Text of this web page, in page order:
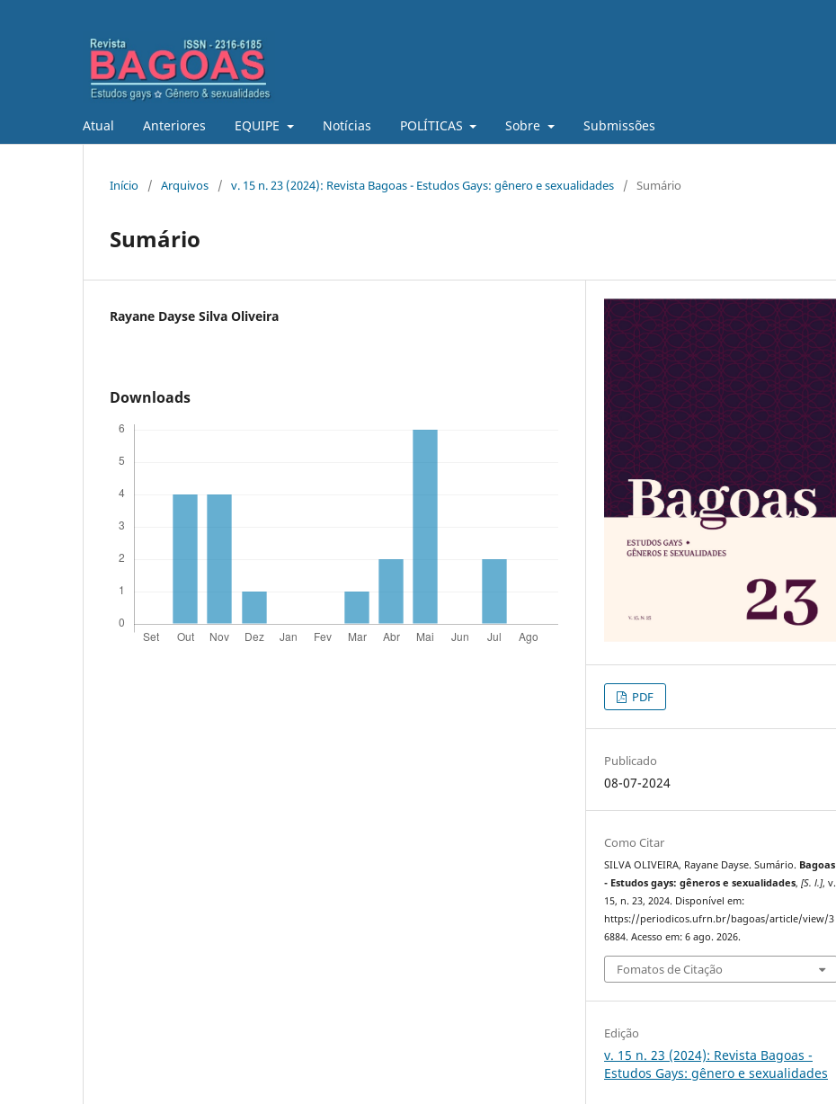
Atual Anteriores EQUIPE Notícias POLÍTICAS Sobre Submissões
Início / Arquivos / v. 15 n. 23 (2024): Revista Bagoas - Estudos Gays: gênero e sexualidades / Sumário
Sumário
Rayane Dayse Silva Oliveira
Downloads
PDF
Publicado
08-07-2024
Como Citar
SILVA OLIVEIRA, Rayane Dayse. Sumário. Bagoas
- Estudos gays: gêneros e sexualidades,[S. l.], v.
15, n. 23, 2024. Disponível em:
https://periodicos.ufrn.br/bagoas/article/view/3
6884. Acesso em: 6 ago. 2026.
Fomatos de Citação
Edição
v. 15 n. 23 (2024): Revista Bagoas -
Estudos Gays: gênero e sexualidades